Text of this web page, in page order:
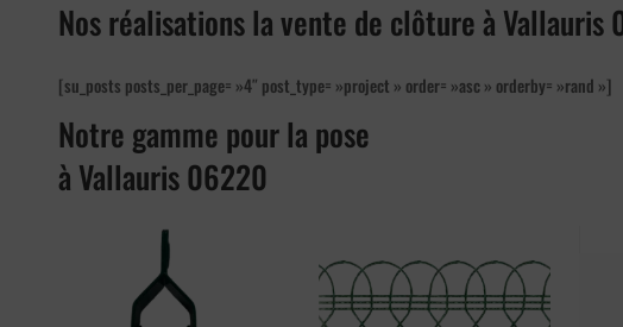
Nos réalisations la vente de clôture à Vallauris
[su_posts posts_per_page= »4″ post_type= »project » order= »asc » orderby= »rand »]
Notre gamme pour la pose
à Vallauris 06220